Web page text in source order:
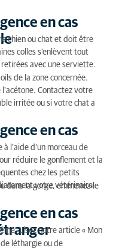
en cas
chien ou chat et doit être
colles s’enlèvent tout
avec une serviette.
de la zone concernée.
Contactez votre
irritée ou si votre chat a
en cas
l’aide d’un morceau de
réduire le gonflement et la
chez les petits
votre vétérinaire.
dans la gorge, emmenez-le
en cas
Lisez notre article « Mon
léthargie ou de